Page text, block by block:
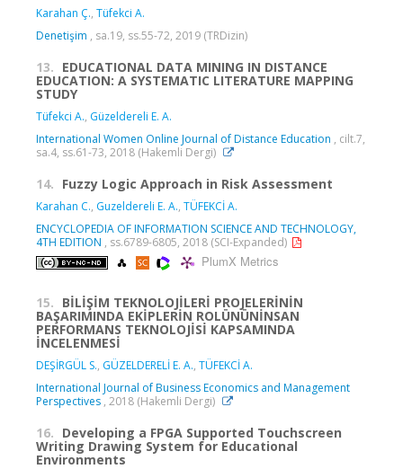
Karahan Ç., Tüfekci A.
Denetişim , sa.19, ss.55-72, 2019 (TRDizin)
13. EDUCATIONAL DATA MINING IN DISTANCE
EDUCATION: A SYSTEMATIC LITERATURE MAPPING
STUDY
Tüfekci A., Güzeldereli E. A.
International Women Online Journal of Distance Education , cilt.7,
sa.4, ss.61-73, 2018 (Hakemli Dergi)
14. Fuzzy Logic Approach in Risk Assessment
Karahan C., Guzeldereli E. A., TÜFEKCİ A.
ENCYCLOPEDIA OF INFORMATION SCIENCE AND TECHNOLOGY,
4TH EDITION , ss.6789-6805, 2018 (SCI-Expanded)
PlumX Metrics
15. BİLİŞİM TEKNOLOJİLERİ PROJELERİNİN
BAŞARIMINDA EKİPLERİN ROLÜNÜNİNSAN
PERFORMANS TEKNOLOJİSİ KAPSAMINDA
İNCELENMESİ
DEŞİRGÜL S., GÜZELDERELİ E. A., TÜFEKCİ A.
International Journal of Business Economics and Management
Perspectives , 2018 (Hakemli Dergi)
16. Developing a FPGA Supported Touchscreen
Writing Drawing System for Educational
Environments